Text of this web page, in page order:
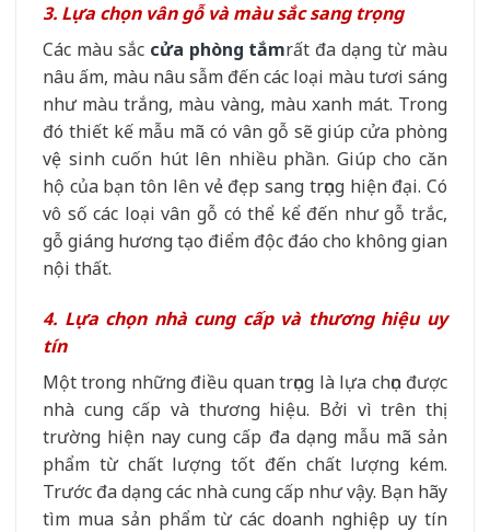
3. Lựa chọn vân gỗ và màu sắc sang trọng
Các màu sắccửa phòng tắmrất đa dạng từ màu
nâu ấm, màu nâu sẫm đến các loại màu tươi sáng
như màu trắng, màu vàng, màu xanh mát. Trong
đó thiết kế mẫu mã có vân gỗ sẽ giúp cửa phòng
vệ sinh cuốn hút lên nhiều phần. Giúp cho căn
hộ của bạn tôn lên vẻ đẹp sang trọng hiện đại. Có
vô số các loại vân gỗ có thể kể đến như gỗ trắc,
gỗ giáng hương tạo điểm độc đáo cho không gian
nội thất.
4. Lựa chọn nhà cung cấp và thương hiệu uy
tín
Một trong những điều quan trọng là lựa chọn được
nhà cung cấp và thương hiệu. Bởi vì trên thị
trường hiện nay cung cấp đa dạng mẫu mã sản
phẩm từ chất lượng tốt đến chất lượng kém.
Trước đa dạng các nhà cung cấp như vậy. Bạn hãy
tìm mua sản phẩm từ các doanh nghiệp uy tín